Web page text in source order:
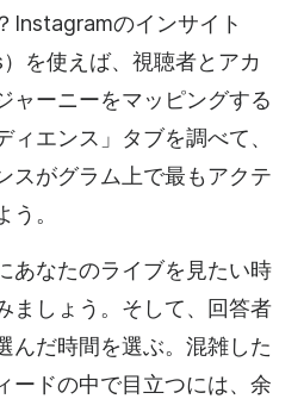
Instagramのインサイト
を使えば、視聴者とアカ
ャーニーをマッピングする
ィエンス」タブを調べて、
スがグラム上で最もアクテ
。
あなたのライブを見たい時
ましょう。そして、回答者
んだ時間を選ぶ。混雑した
ードの中で目立つには、余